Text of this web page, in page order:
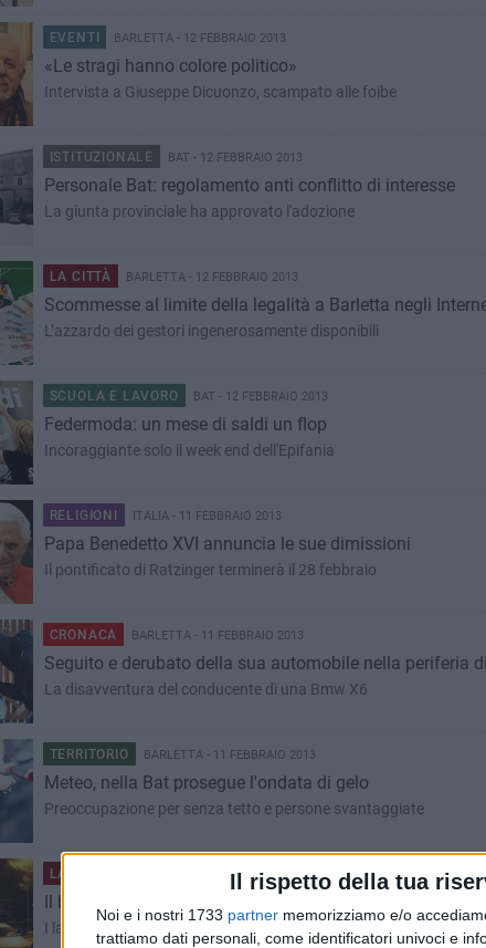
Il rispetto della tua
Noi e i nostri 1733 partner memorizziamo e/o
trattiamo dati personali, come identificatori univoci e
EVENTI BARLETTA - 12 FEBBRAIO 2013
«Le stragi hanno colore politico»
Intervista a Giuseppe Dicuonzo, scampato alle foibe
ISTITUZIONALE BAT - 12 FEBBRAIO 2013
Personale Bat: regolamento anti conflitto di interesse
La giunta provinciale ha approvato l'adozione
LA CITTÀ BARLETTA - 12 FEBBRAIO 2013
Scommesse al limite della legalità a Barletta negli
L’azzardo dei gestori ingenerosamente disponibili
SCUOLA E LAVORO BAT - 12 FEBBRAIO 2013
Federmoda: un mese di saldi un flop
Incoraggiante solo il week end dell'Epifania
RELIGIONI ITALIA - 11 FEBBRAIO 2013
Papa Benedetto XVI annuncia le sue dimissioni
Il pontificato di Ratzinger terminerà il 28 febbraio
CRONACA BARLETTA - 11 FEBBRAIO 2013
Seguito e derubato della sua automobile nella periferia
La disavventura del conducente di una Bmw X6
TERRITORIO BARLETTA - 11 FEBBRAIO 2013
Meteo, nella Bat prosegue l'ondata di gelo
Preoccupazione per senza tetto e persone svantaggiate
LA CITTÀ BARLETTA - 11 FEBBRAIO 2013
Il buio e i ladri sono alleati a Barletta
I ladri vanno lasciati in pace, spegnete l’illuminazione pubblica